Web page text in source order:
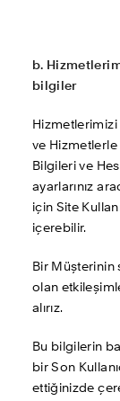
b.
bilgiler
Hizmetlerimizi
ve Hizmetlerle
Bilgileri ve
ayarlarınız
için Site
içerebilir.
Bir Müşterinin
olan
alırız.
Bu bilgilerin
bir Son
ettiğinizde